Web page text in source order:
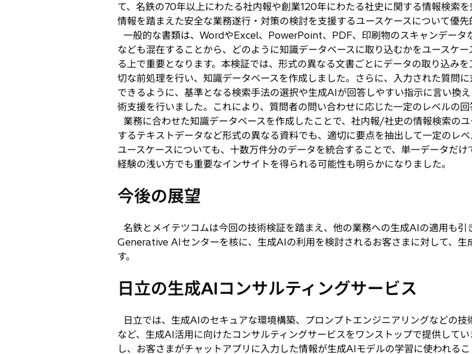
て、名鉄の70年以上にわたる社内報や創業120年にわたる社史に関する情報検索
情報を踏まえた安全な業務遂行・対策の検討を支援するユースケースについて優先
一般的な書類は、WordやExcel、PowerPoint、PDF、印刷物のスキャンデータ
なども混在することから、どのように知識データベースに取り込むかをユースケ
る上で重要となります。本検証では、形式の異なる文書ごとにデータの取り込み
切な前処理を行い、知識データベースを作成しました。さらに、入力された質問
できるように、基準となる検索手法の選択や生成AIが回答しやすい指示に言い換
術支援を行いました。これにより、質問者の問い合わせに応じた一定のレベルの
業務に合わせた知識データベースを作成したことで、社内報/社史の情報検索の
するテキストデータなど形式の異なる資料でも、適切に要点を抽出して一定のレ
ユースケースについても、十数万件分のデータを統合することで、単一データだ
経験の浅い方でも重要なインサイトを得られる可能性も明らかになりました。
今後の展望
名鉄とメイテツコムは今回の技術検証を踏まえ、他の業務への生成AIの適用も
Generative AIセンターを核に、生成AIの利用を検討されるお客さまに対して、生
す。
日立の生成AIコンサルティングサービス
日立では、生成AIのセキュアな環境構築、プロンプトエンジニアリングなどの
など、生成AI活用に向けたコンサルティングサービスをワンストップで提供し
し、お客さまがチャットアプリに入力した情報が生成AIモデルの学習に使われる